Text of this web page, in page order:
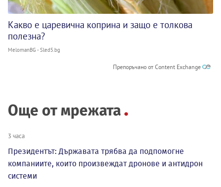
Какво е царевична коприна и защо е толкова
полезна?
MelomanBG - Sled5.bg
Препоръчано от Content Exchange
Още от мрежата
3 часа
Президентът: Държавата трябва да подпомогне
компаниите, които произвеждат дронове и антидрон
системи